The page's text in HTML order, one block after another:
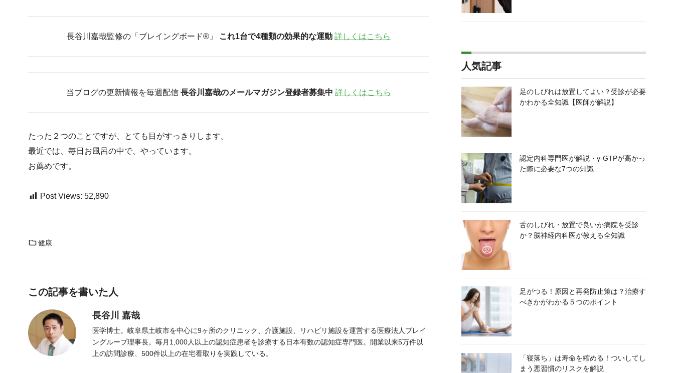
長谷川嘉哉監修の「ブレイングボード®︎」 これ1台で4種類の効果的な運動 詳しくはこちら
当ブログの更新情報を毎週配信 長谷川嘉哉のメールマガジン登録者募集中 詳しくはこちら
たった２つのことですが、とても目がすっきりします。
最近では、毎日お風呂の中で、やっています。
お薦めです。
Post Views: 52,890
健康
この記事を書いた人
長谷川 嘉哉
医学博士。岐阜県土岐市を中心に9ヶ所のクリニック、介護施設、リハビリ施設を運営する医療法人ブレイ
ングループ理事長。毎月1,000人以上の認知症患者を診療する日本有数の認知症専門医。開業以来5万件以
上の訪問診療、500件以上の在宅看取りを実践している。
人気記事
足のしびれは放置してよい？受診が必要
かわかる全知識【医師が解説】
認定内科専門医が解説・γ-GTPが高かっ
た際に必要な7つの知識
舌のしびれ・放置で良いか病院を受診
か？脳神経内科医が教える全知識
足がつる！原因と再発防止策は？治療す
べきかがわかる５つのポイント
「寝落ち」は寿命を縮める！ついしてし
まう悪習慣のリスクを解説